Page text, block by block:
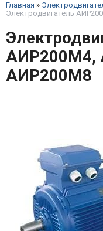
Главная »
Электродвигатель
АИР200М4,
АИР200М8